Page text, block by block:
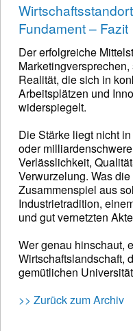
Fundament – Fazit
Der erfolgreiche
Realität, die sich in
Arbeitsplätzen und
widerspiegelt.
Die Stärke liegt nicht
oder
Verlässlichkeit,
Verwurzelung. Was
Zusammenspiel aus
Industrietradition,
und gut vernetzten
Wer genau hinschaut,
Wirtschaftslandschaft,
gemütlichen
>> Zurück zum Archiv